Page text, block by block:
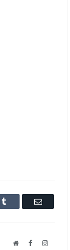
Tumblr Email
WebsiteFacebookLinkedIn